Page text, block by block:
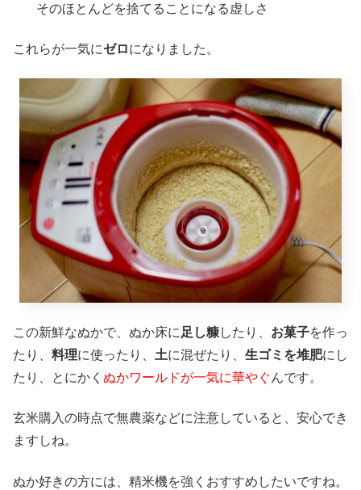
そのほとんどを捨てることになる虚しさ
これらが一気にゼロになりました。
この新鮮なぬかで、ぬか床に 足し糠したり、 お菓子を作っ
たり、 料理に使ったり、 土に混ぜたり、 生ゴミを堆肥にし
たり、とにかく ぬかワールドが一気に華やぐんです。
玄米購入の時点で無農薬などに注意していると、安心でき
ますしね。
ぬか好きの方には、精米機を強くおすすめしたいですね。